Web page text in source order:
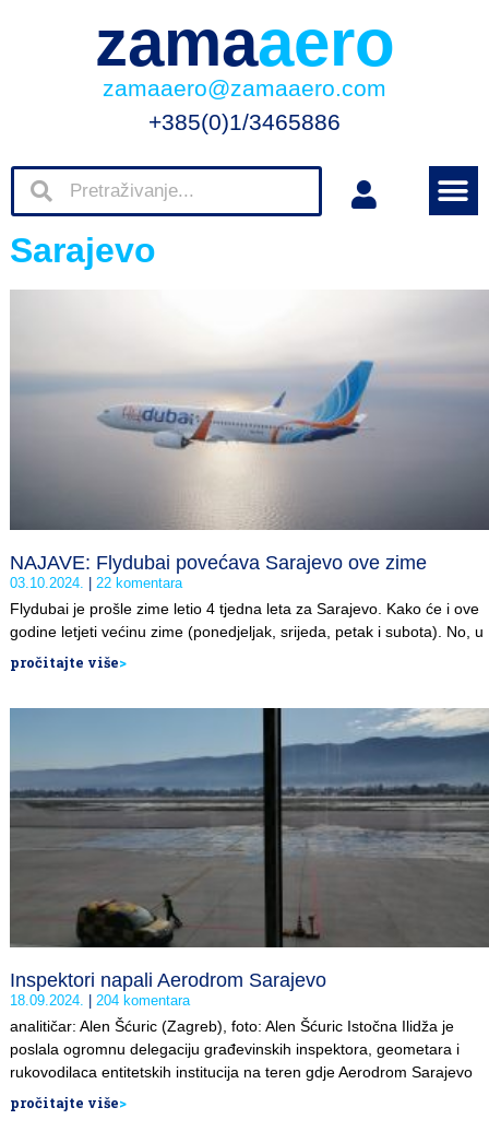
zamaaero
zamaaero@zamaaero.com
+385(0)1/3465886
Sarajevo
NAJAVE: Flydubai povećava Sarajevo ove zime
03.10.2024. 22 komentara
Flydubai je prošle zime letio 4 tjedna leta za Sarajevo. Kako će i ove
godine letjeti većinu zime (ponedjeljak, srijeda, petak i subota). No, u
pročitajte više>
Inspektori napali Aerodrom Sarajevo
18.09.2024. 204 komentara
analitičar: Alen Šćuric (Zagreb), foto: Alen Šćuric Istočna Ilidža je
poslala ogromnu delegaciju građevinskih inspektora, geometara i
rukovodilaca entitetskih institucija na teren gdje Aerodrom Sarajevo
pročitajte više>